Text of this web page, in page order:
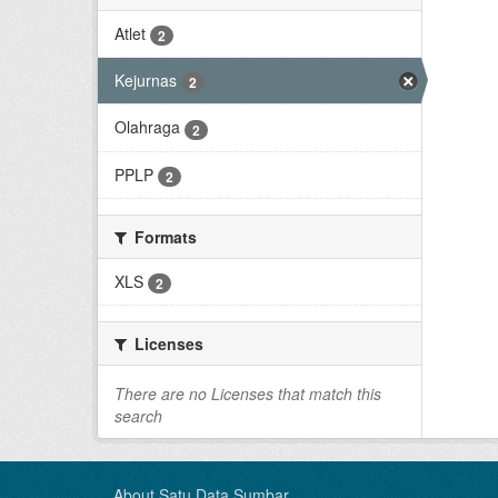
Atlet 2
Kejurnas 2
Olahraga 2
PPLP 2
Formats
XLS
2
Licenses
There are no Licenses that match this
search